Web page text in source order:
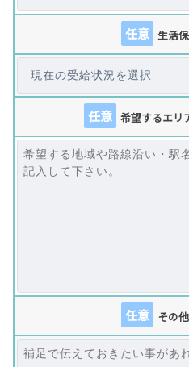
任意 生活
任意 希望するエリ
任意 その